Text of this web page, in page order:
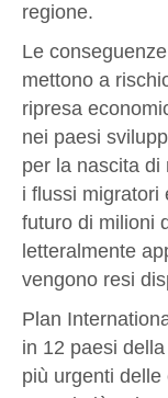
regione.
Le
mettono a
ripresa
nei paesi
per la nascita di
i flussi migratori
futuro di milioni
letteralmente
vengono resi
Plan
in 12 paesi
più urgenti